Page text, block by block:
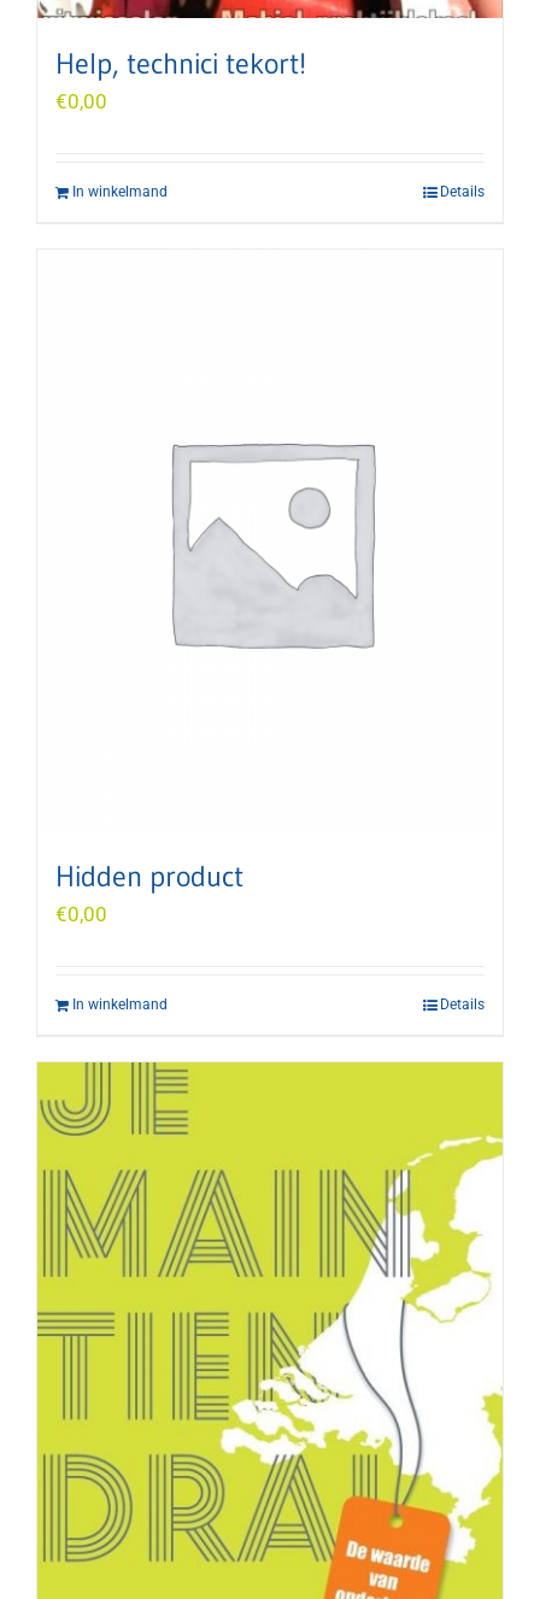
Help, technici tekort!
€0,00
In winkelmand Details
Hidden product
€0,00
In winkelmand Details